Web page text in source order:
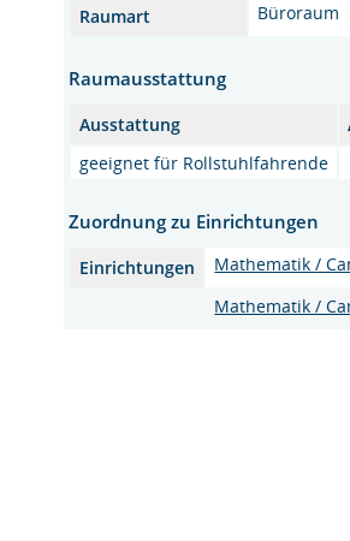
Raumart
Büroraum
Raumausstattung
Ausstattung
geeignet für Rollstuhlfahrende
Zuordnung zu Einrichtungen
Einrichtungen
Mathematik /
Mathematik /